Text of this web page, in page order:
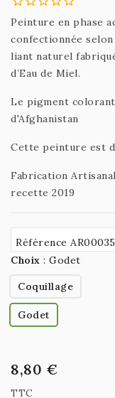
Peinture en phase
confectionnée
liant naturel
d’Eau de Miel.
Le pigment
d'Afghanistan
Cette peinture est
Fabrication
recette 2019
Référence
Choix : Godet
Coquillage
Godet
8,80 €
TTC